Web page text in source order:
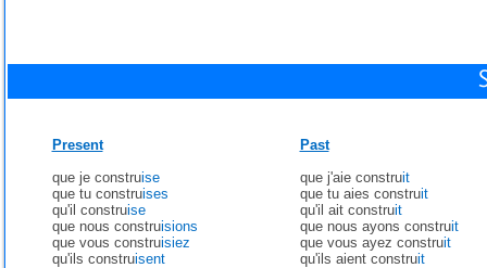
Present
que je construise
que tu construises
qu'il construise
que nous construisions
que vous construisiez
qu'ils construisent
Past
que j'aie construit
que tu aies construit
qu'il ait construit
que nous ayons construit
que vous ayez construit
qu'ils aient construit